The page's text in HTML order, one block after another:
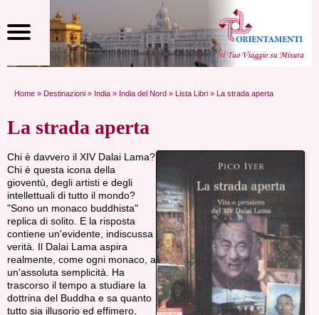
Home » Destinazioni » India » India del Nord » Lista Libri » La strada aperta
La strada aperta
Chi è davvero il XIV Dalai Lama?
Chi è questa icona della
gioventù, degli artisti e degli
intellettuali di tutto il mondo?
"Sono un monaco buddhista"
replica di solito. E la risposta
contiene un'evidente, indiscussa
verità. Il Dalai Lama aspira
realmente, come ogni monaco, a
un'assoluta semplicità. Ha
trascorso il tempo a studiare la
dottrina del Buddha e sa quanto
tutto sia illusorio ed effimero,